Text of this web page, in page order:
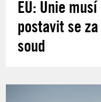
EU: Unie
postavit se
soud